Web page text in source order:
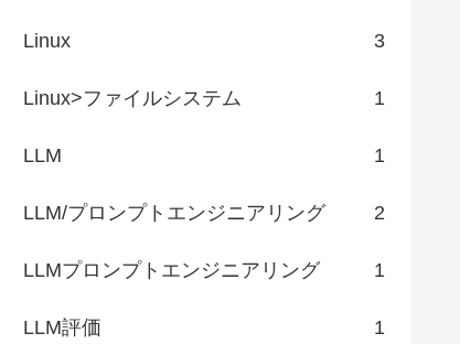
Linux 3
Linux>ファイルシステム 1
LLM 1
LLM/プロンプトエンジニアリング 2
LLMプロンプトエンジニアリング 1
LLM評価 1